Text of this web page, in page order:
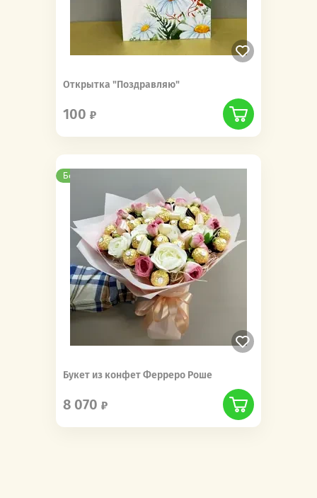
Открытка "Поздравляю"
100
Бесплатная доставка
Букет из конфет Ферреро Роше
8 070